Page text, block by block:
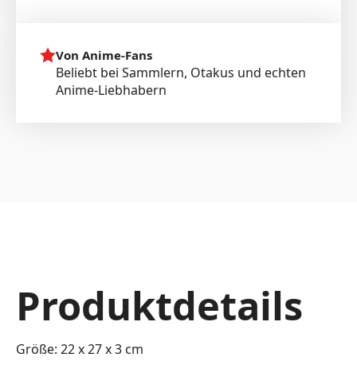
Von Anime-Fans
Beliebt bei Sammlern, Otakus und echten
Anime-Liebhabern
Produktdetails
Größe: 22 x 27 x 3 cm